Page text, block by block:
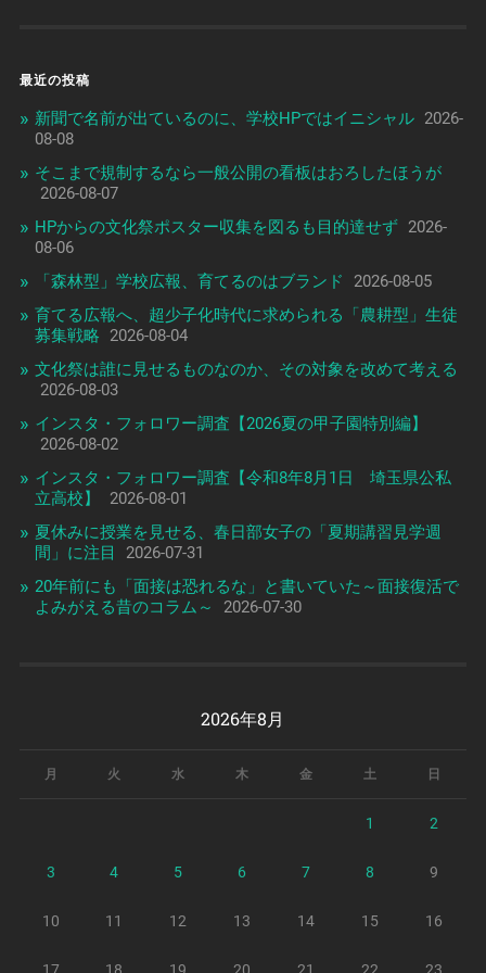
最近の投稿
新聞で名前が出ているのに、学校HPではイニシャル 2026-
08-08
そこまで規制するなら一般公開の看板はおろしたほうが
2026-08-07
HPからの文化祭ポスター収集を図るも目的達せず 2026-
08-06
「森林型」学校広報、育てるのはブランド
2026-08-05
育てる広報へ、超少子化時代に求められる「農耕型」生徒
募集戦略
2026-08-04
文化祭は誰に見せるものなのか、その対象を改めて考える
2026-08-03
インスタ・フォロワー調査【2026夏の甲子園特別編】
2026-08-02
インスタ・フォロワー調査【令和8年8月1日 埼玉県公私
立高校】
2026-08-01
夏休みに授業を見せる、春日部女子の「夏期講習見学週
間」に注目
2026-07-31
20年前にも「面接は恐れるな」と書いていた～面接復活で
よみがえる昔のコラム～
2026-07-30
2026年8月
月 火 水 木 金 土 日
1 2
3 4 5 6 7 8 9
10 11 12 13 14 15 16
17 18 19 20 21 22 23